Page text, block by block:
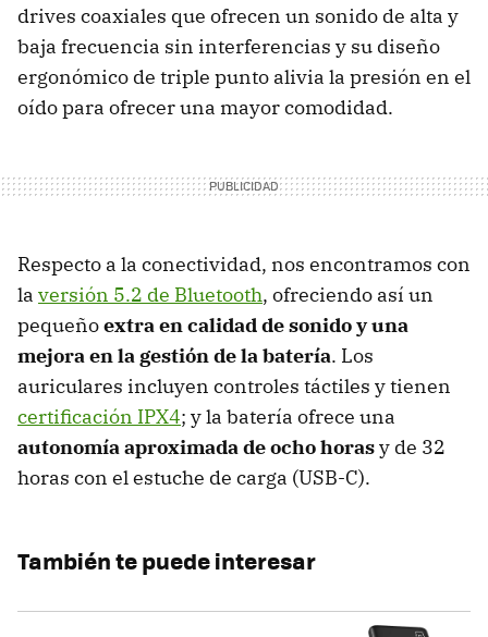
drives coaxiales que ofrecen un sonido de alta y
baja frecuencia sin interferencias y su diseño
ergonómico de triple punto alivia la presión en el
oído para ofrecer una mayor comodidad.
Respecto a la conectividad, nos encontramos con
la versión 5.2 de Bluetooth, ofreciendo así un
pequeñoextra en calidad de sonido y una
mejora en la gestión de la batería. Los
auriculares incluyen controles táctiles y tienen
certificación IPX4; y la batería ofrece una
autonomía aproximada de ocho horasy de 32
horas con el estuche de carga (USB-C).
También te puede interesar